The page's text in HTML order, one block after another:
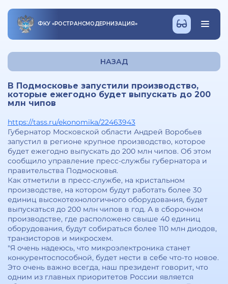
ФКУ «РОСТРАНСМОДЕРНИЗАЦИЯ»
НАЗАД
В Подмосковье запустили производство,
которые ежегодно будет выпускать до 200
млн чипов
https://tass.ru/ekonomika/22463943
Губернатор Московской области Андрей Воробьев
запустил в регионе крупное производство, которое
будет ежегодно выпускать до 200 млн чипов. Об этом
сообщило управление пресс-службы губернатора и
правительства Подмосковья.
Как отметили в пресс-службе, на кристальном
производстве, на котором будут работать более 30
единиц высокотехнологичного оборудования, будет
выпускаться до 200 млн чипов в год. А в сборочном
производстве, где расположено свыше 40 единиц
оборудования, будут собираться более 110 млн диодов,
транзисторов и микросхем.
"Я очень надеюсь, что микроэлектроника станет
конкурентоспособной, будет нести в себе что-то новое.
Это очень важно всегда, наш президент говорит, что
одним из главных приоритетов России является